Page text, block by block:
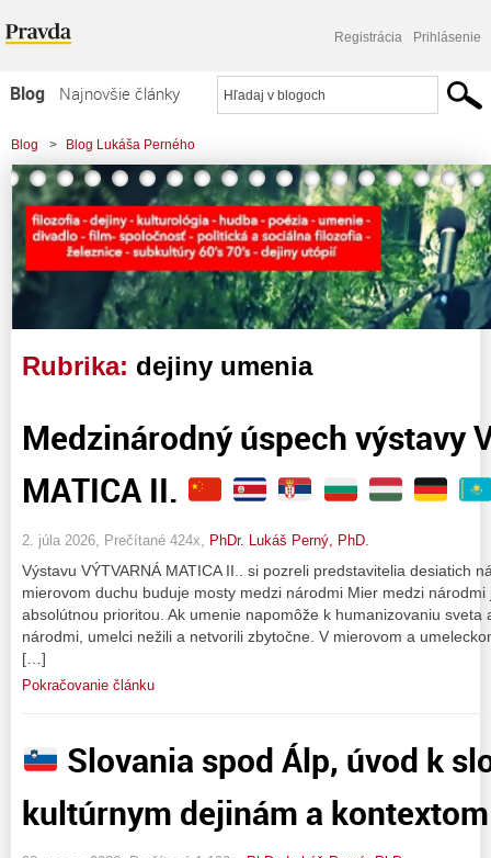
Registrácia Prihlásenie
Blog
Najnovšie články
Najčítanejšie články
Najkomentovanejšie články
Zoznam blogov
Komerčné blogy
Blog > Blog Lukáša Perného
Rubrika: dejiny umenia
Medzinárodný úspech výstavy
MATICA II.
2. júla 2026, Prečítané 424x, PhDr. Lukáš Perný, PhD.
Výstavu VÝTVARNÁ MATICA II.. si pozreli predstavitelia desiatich
mierovom duchu buduje mosty medzi národmi Mier medzi
absolútnou prioritou. Ak umenie napomôže k humanizovaniu sveta
národmi, umelci nežili a netvorili zbytočne. V mierovom a
[…]
Pokračovanie článku
Slovania spod Álp, úvod k
kultúrnym dejinám a kontextom